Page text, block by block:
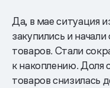
Да, в мае ситуация
закупились и
товаров. Стали
к накоплению. Доля
товаров снизилась